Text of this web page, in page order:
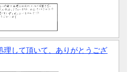
理して頂いて、ありがとうござ